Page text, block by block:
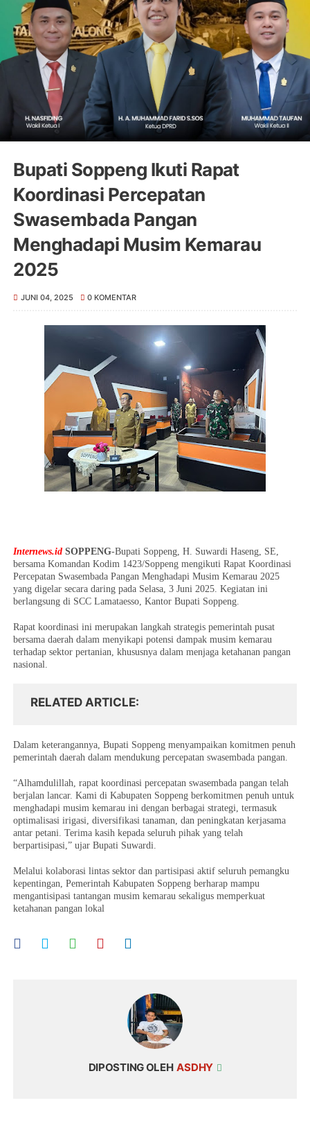
Bupati Soppeng Ikuti Rapat
Koordinasi Percepatan
Swasembada Pangan
Menghadapi Musim Kemarau
2025
JUNI 04, 2025 0 KOMENTAR
Internews.id SOPPENG-Bupati Soppeng, H. Suwardi Haseng, SE,
bersama Komandan Kodim 1423/Soppeng mengikuti Rapat Koordinasi
Percepatan Swasembada Pangan Menghadapi Musim Kemarau 2025
yang digelar secara daring pada Selasa, 3 Juni 2025. Kegiatan ini
berlangsung di SCC Lamataesso, Kantor Bupati Soppeng.
Rapat koordinasi ini merupakan langkah strategis pemerintah pusat
bersama daerah dalam menyikapi potensi dampak musim kemarau
terhadap sektor pertanian, khususnya dalam menjaga ketahanan pangan
nasional.
RELATED ARTICLE
Dalam keterangannya, Bupati Soppeng menyampaikan komitmen penuh
pemerintah daerah dalam mendukung percepatan swasembada pangan.
“Alhamdulillah, rapat koordinasi percepatan swasembada pangan telah
berjalan lancar. Kami di Kabupaten Soppeng berkomitmen penuh untuk
menghadapi musim kemarau ini dengan berbagai strategi, termasuk
optimalisasi irigasi, diversifikasi tanaman, dan peningkatan kerjasama
antar petani. Terima kasih kepada seluruh pihak yang telah
berpartisipasi,” ujar Bupati Suwardi.
Melalui kolaborasi lintas sektor dan partisipasi aktif seluruh pemangku
kepentingan, Pemerintah Kabupaten Soppeng berharap mampu
mengantisipasi tantangan musim kemarau sekaligus memperkuat
ketahanan pangan lokal
DIPOSTING OLEH ASDHY